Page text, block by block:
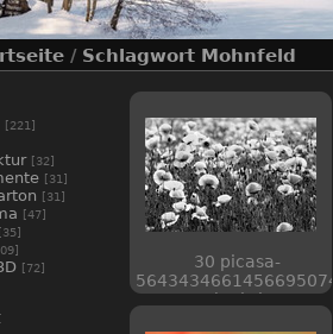
/ Schlagwort Mohnfeld
[221]
[32]
[31]
[31]
[47]
[35]
[72]
30 picasa-
5643434661456695074
web piwigo